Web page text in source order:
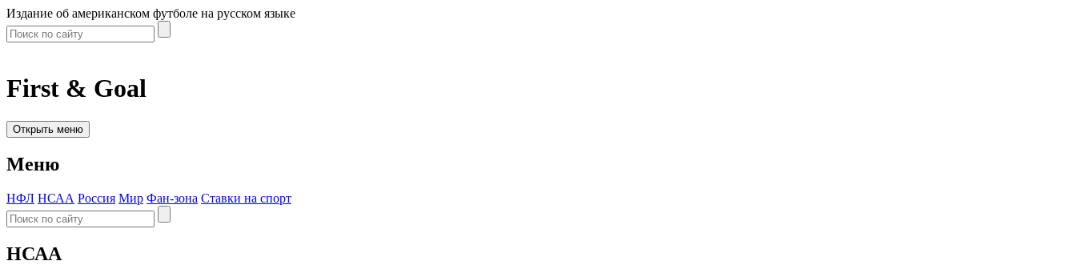
Издание об американском футболе на русском языке
First & Goal
Открыть меню
Меню
НФЛ НСАА Россия Мир Фан-зона Ставки на спорт
НСАА